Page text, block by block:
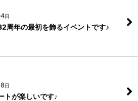
日
年の最初を飾るイベントです♪
日
トが楽しいです♪